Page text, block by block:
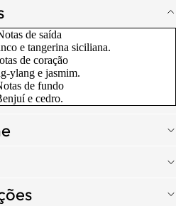
de saída
e tangerina siciliana.
de coração
ylang e jasmim.
de fundo
e cedro.